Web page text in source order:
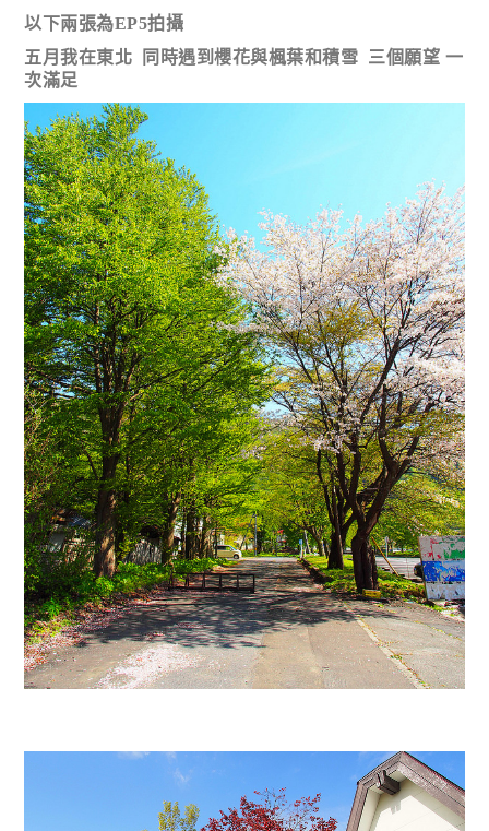
以下兩張為EP5拍攝
五月我在東北 同時遇到櫻花與楓葉和積雪 三個願望 一
次滿足